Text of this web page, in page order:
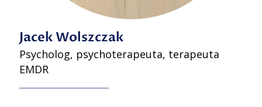
Jacek Wolszczak
Psycholog, psychoterapeuta, terapeuta
EMDR